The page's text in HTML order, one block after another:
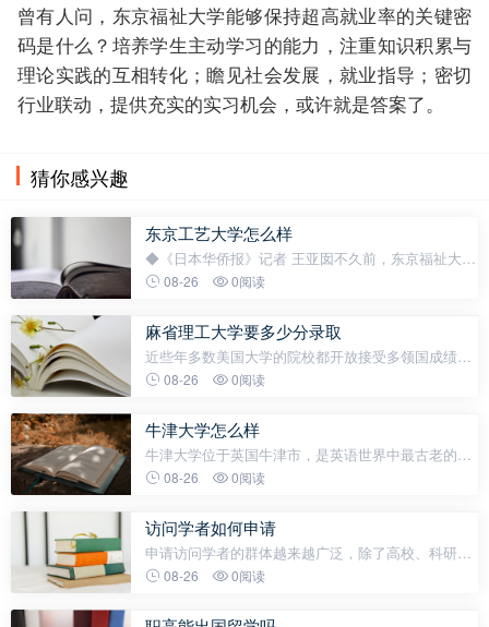
曾有人问，东京福祉大学能够保持超高就业率的关键密
码是什么？培养学生主动学习的能力，注重知识积累与
理论实践的互相转化；瞻见社会发展，就业指导；密切
行业联动，提供充实的实习机会，或许就是答案了。
猜你感兴趣
东京工艺大学怎么样
◆《日本华侨报》记者 王亚囡不久前，东京福祉大学
池袋校区接待了一群来访的中国少年。这是来自陕西
随团赴日游学行程中重要的一
08-26 0阅读
麻省理工大学要多少分录取
近些年多数美国大学的院校都开放接受多领国成绩，
但是也并不是所有的大学都标榜着接受这一测试，比
分校是不接受的，而部分学校是
08-26 0阅读
牛津大学怎么样
牛津大学位于英国牛津市，是英语世界中最古老的大
学，其深厚的历史积淀和卓越的学术成就牛津大学的
了英国乃至世界的诸多重大历史变
08-26 0阅读
访问学者如何申请
申请访问学者的群体越来越广泛，除了高校、科研院
所、医院等领域外，律师、媒体、政府、企业中高层
做访问学者，已经成为中青年职场
08-26 0阅读